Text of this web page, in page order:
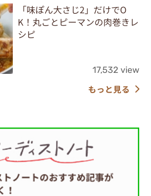
「味ぽん大さじ2」だけでO
K！丸ごとピーマンの肉巻きレ
シピ
17,532 view
もっと見る